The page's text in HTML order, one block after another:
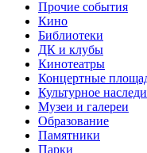
Прочие события
Кино
Библиотеки
ДК и клубы
Кинотеатры
Концертные
Культурное
Музеи и галереи
Образование
Памятники
Парки